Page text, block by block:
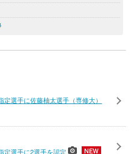
選手に佐藤柚太選手（専修大）
定選手に2選手を認定